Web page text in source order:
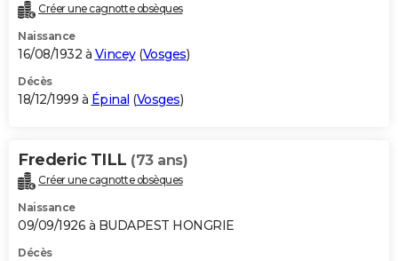
Créer une cagnotte obsèques
Naissance
16/08/1932 à Vincey(Vosges)
Décès
18/12/1999 à Épinal (Vosges)
Frederic TILL (73 ans)
Créer une cagnotte obsèques
Naissance
09/09/1926 à BUDAPEST HONGRIE
Décès